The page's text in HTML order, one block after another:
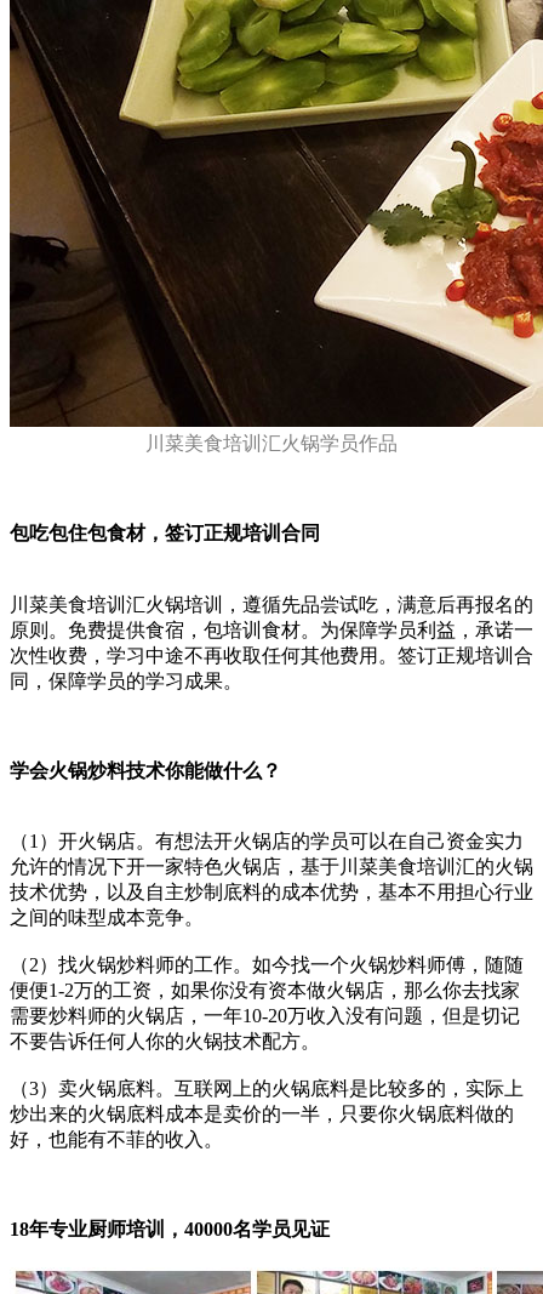
川菜美食培训汇火锅学员作品
包吃包住包食材，签订正规培训合同
川菜美食培训汇火锅培训，遵循先品尝试吃，满意后再报名的
原则。免费提供食宿，包培训食材。为保障学员利益，承诺一
次性收费，学习中途不再收取任何其他费用。签订正规培训合
同，保障学员的学习成果。
学会火锅炒料技术你能做什么？
（1）开火锅店。有想法开火锅店的学员可以在自己资金实力
允许的情况下开一家特色火锅店，基于川菜美食培训汇的火锅
技术优势，以及自主炒制底料的成本优势，基本不用担心行业
之间的味型成本竞争。
（2）找火锅炒料师的工作。如今找一个火锅炒料师傅，随随
便便1-2万的工资，如果你没有资本做火锅店，那么你去找家
需要炒料师的火锅店，一年10-20万收入没有问题，但是切记
不要告诉任何人你的火锅技术配方。
（3）卖火锅底料。互联网上的火锅底料是比较多的，实际上
炒出来的火锅底料成本是卖价的一半，只要你火锅底料做的
好，也能有不菲的收入。
18年专业厨师培训，40000名学员见证